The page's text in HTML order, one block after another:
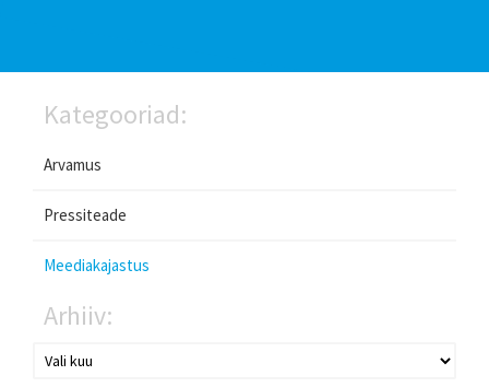
Kategooriad:
Arvamus
Pressiteade
Meediakajastus
Arhiiv: